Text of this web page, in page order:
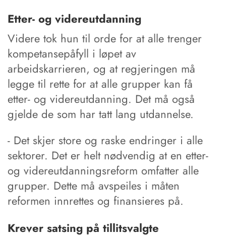
Etter- og videreutdanning
Videre tok hun til orde for at alle trenger
kompetansepåfyll i løpet av
arbeidskarrieren, og at regjeringen må
legge til rette for at alle grupper kan få
etter- og videreutdanning. Det må også
gjelde de som har tatt lang utdannelse.
- Det skjer store og raske endringer i alle
sektorer. Det er helt nødvendig at en etter-
og videreutdanningsreform omfatter alle
grupper. Dette må avspeiles i måten
reformen innrettes og finansieres på.
Krever satsing på tillitsvalgte